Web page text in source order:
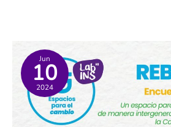
contexto
autonómico
nacional
Jun
10
2024